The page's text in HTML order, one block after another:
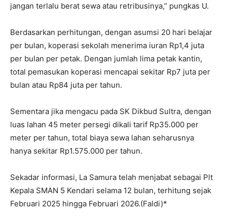
jangan terlalu berat sewa atau retribusinya,” pungkas U.
Berdasarkan perhitungan, dengan asumsi 20 hari belajar
per bulan, koperasi sekolah menerima iuran Rp1,4 juta
per bulan per petak. Dengan jumlah lima petak kantin,
total pemasukan koperasi mencapai sekitar Rp7 juta per
bulan atau Rp84 juta per tahun.
Sementara jika mengacu pada SK Dikbud Sultra, dengan
luas lahan 45 meter persegi dikali tarif Rp35.000 per
meter per tahun, total biaya sewa lahan seharusnya
hanya sekitar Rp1.575.000 per tahun.
Sekadar informasi, La Samura telah menjabat sebagai Plt
Kepala SMAN 5 Kendari selama 12 bulan, terhitung sejak
Februari 2025 hingga Februari 2026.(Faldi)*